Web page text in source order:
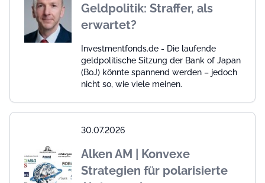
Geldpolitik: Straffer, als
erwartet?
Investmentfonds.de - Die laufende
geldpolitische Sitzung der Bank of Japan
(BoJ) könnte spannend werden – jedoch
nicht so, wie viele meinen.
30.07.2026
Alken AM | Konvexe
Strategien für polarisierte